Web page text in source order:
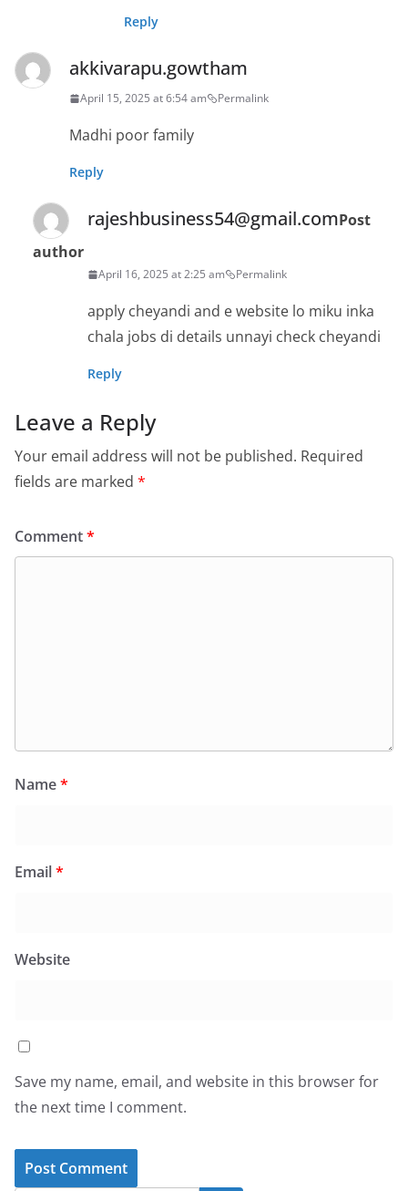
Reply
akkivarapu.gowtham
April 15, 2025 at 6:54 am Permalink
Madhi poor family
Reply
rajeshbusiness54@gmail.comPost
author
April 16, 2025 at 2:25 am Permalink
apply cheyandi and e website lo miku inka
chala jobs di details unnayi check cheyandi
Reply
Leave a Reply
Your email address will not be published. Required
fields are marked *
Comment*
Name*
Email*
Website
Save my name, email, and website in this browser for
the next time I comment.